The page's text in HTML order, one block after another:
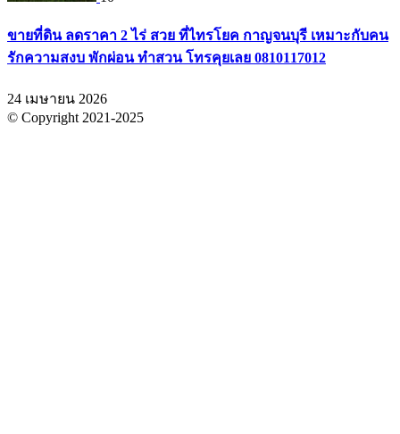
ขายที่ดิน ลดราคา 2 ไร่ สวย ที่ไทรโยค กาญจนบุรี เหมาะกับคน
รักความสงบ พักผ่อน ทำสวน โทรคุยเลย 0810117012
24 เมษายน 2026
© Copyright 2021-2025